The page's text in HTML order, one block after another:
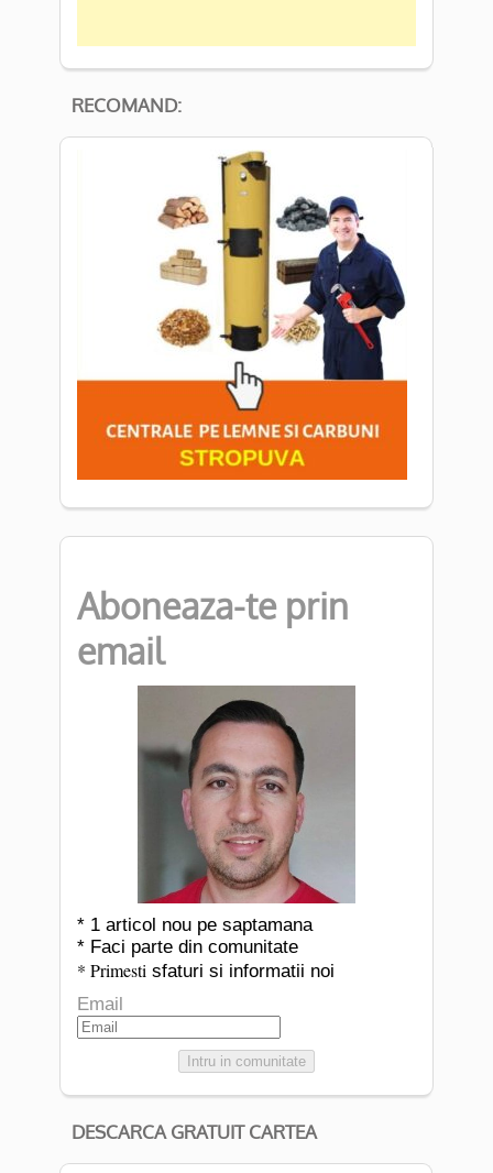
RECOMAND:
Aboneaza-te prin
email
* 1 articol nou pe saptamana
* Faci parte din comunitate
* Primesti sfaturi si informatii noi
Email
Intru in comunitate
DESCARCA GRATUIT CARTEA